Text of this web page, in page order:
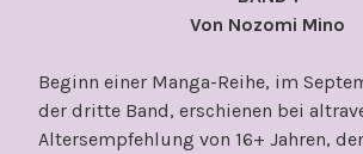
Von Nozomi Mino
Beginn einer Manga-Reihe, im
der dritte Band, erschienen bei
Altersempfehlung von 16+ Jahren,